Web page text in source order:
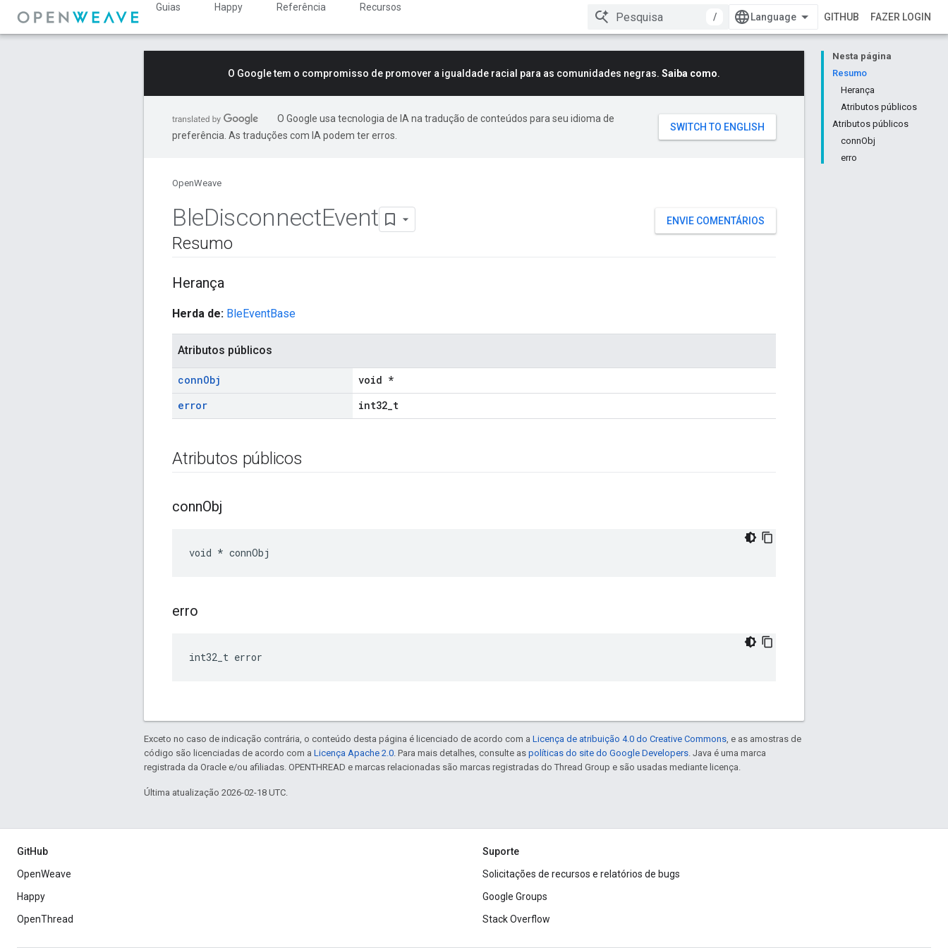
Guias Happy Referência
Recursos
/
GITHUB FAZER LOGIN
Nesta página
Resumo
Herança
Atributos públicos
Atributos públicos
connObj
erro
O Google tem o compromisso de promover a igualdade racial para as comunidades negras. Saiba como.
O Google usa tecnologia de IA na tradução de conteúdos para seu idioma de
preferência. As traduções com IA podem ter erros.
OpenWeave
ENVIE COMENTÁRIOS
BleDisconnectEvent
Resumo
Herança
Herda de: BleEventBase
Atributos públicos
connObj
void *
error
int32_t
Atributos públicos
connObj
void * connObj
erro
int32_t error
Exceto no caso de indicação contrária, o conteúdo desta página é licenciado de acordo com a Licença de atribuição 4.0 do Creative Commons, e as amostras de
código são licenciadas de acordo com a Licença Apache 2.0. Para mais detalhes, consulte as políticas do site do Google Developers. Java é uma marca
registrada da Oracle e/ou afiliadas. OPENTHREAD e marcas relacionadas são marcas registradas do Thread Group e são usadas mediante licença.
Última atualização 2026-02-18 UTC.
GitHub
OpenWeave
Happy
OpenThread
Suporte
Solicitações de recursos e relatórios de bugs
Google Groups
Stack Overflow